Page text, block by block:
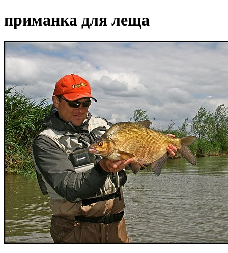
приманка для леща